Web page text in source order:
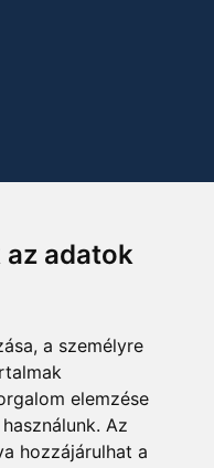
adatok
a személyre
elemzése
Az
hozzájárulhat a